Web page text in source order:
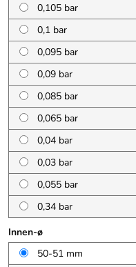
0,105 bar
0,1 bar
0,095 bar
0,09 bar
0,085 bar
0,065 bar
0,04 bar
0,03 bar
0,055 bar
0,34 bar
Innen-ø
50-51 mm